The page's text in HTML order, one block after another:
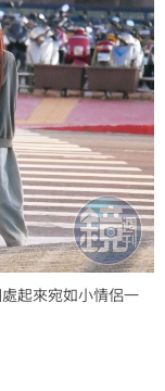
起來宛如小情侶一